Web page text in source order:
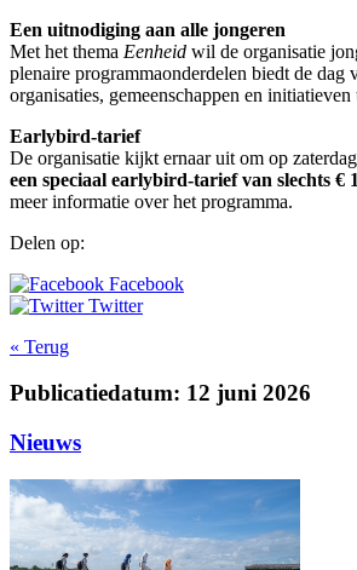
Een uitnodiging aan alle jongeren
Met het thema Eenheid wil de organisatie
plenaire programmaonderdelen biedt de
organisaties, gemeenschappen en
Earlybird-tarief
De organisatie kijkt ernaar uit om op
een speciaal earlybird-tarief van slechts €
meer informatie over het programma.
Delen op:
Facebook
Twitter
« Terug
Publicatiedatum: 12 juni 2026
Nieuws